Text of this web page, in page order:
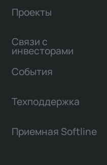
Проекты
Связи с
инвесторами
События
Техподдержка
Приемная Softline